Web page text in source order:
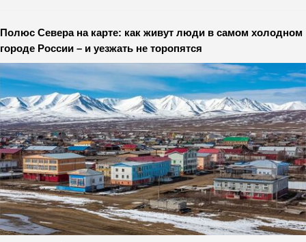
Полюс Севера на карте: как живут люди в самом холодном
городе России – и уезжать не торопятся